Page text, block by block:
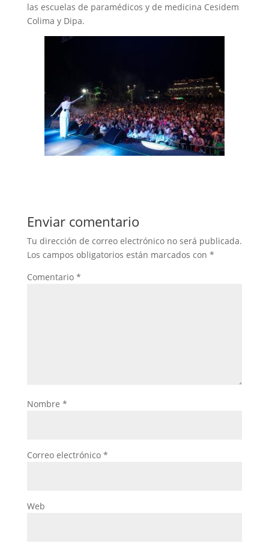
las escuelas de paramédicos y de medicina Cesidem
Colima y Dipa.
Enviar comentario
Tu dirección de correo electrónico no será publicada.
Los campos obligatorios están marcados con *
Comentario *
Nombre *
Correo electrónico *
Web